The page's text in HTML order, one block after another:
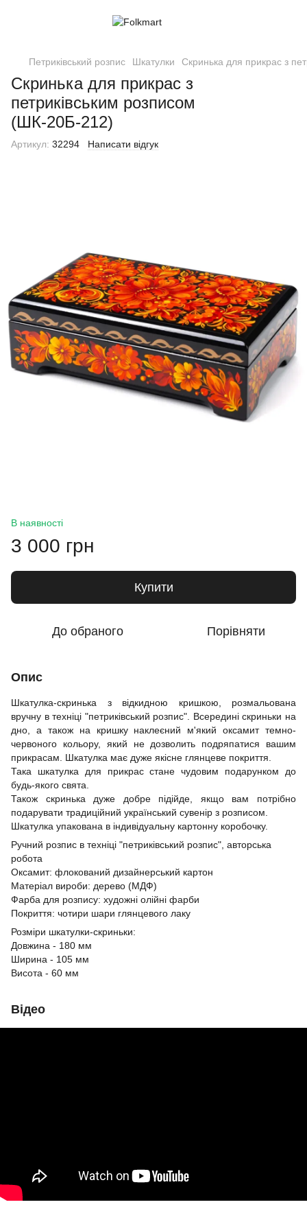
Петриківський розпис Шкатулки Скринька для прикрас з
Скринька для прикрас з
петриківським розписом
(ШК-20Б-212)
Артикул: 32294 Написати відгук
В наявності
3 000 грн
Купити
До обраного Порівняти
Опис
Шкатулка-скринька з відкидною кришкою, розмальована
вручну в техніці "петриківський розпис". Всередині скриньки на
дно, а також на кришку наклеєний м'який оксамит темно-
червоного кольору, який не дозволить подряпатися вашим
прикрасам. Шкатулка має дуже якісне глянцеве покриття.
Така шкатулка для прикрас стане чудовим подарунком до
будь-якого свята.
Також скринька дуже добре підійде, якщо вам потрібно
подарувати традиційний український сувенір з розписом.
Шкатулка упакована в індивідуальну картонну коробочку.
Ручний розпис в техніці "петриківський розпис", авторська
робота
Оксамит: флокований дизайнерський картон
Матеріал вироби: дерево (МДФ)
Фарба для розпису: художні олійні фарби
Покриття: чотири шари глянцевого лаку
Розміри шкатулки-скриньки:
Довжина - 180 мм
Ширина - 105 мм
Висота - 60 мм
Відео